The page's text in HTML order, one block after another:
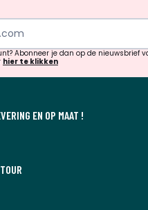
inspiratie
Abonneer je dan op de nieuwsbrief
hier te klikken
EN OP MAAT !